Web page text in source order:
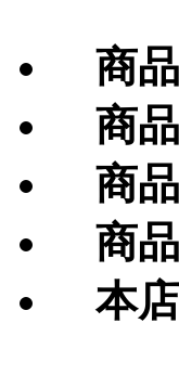
商
商
商
商
本